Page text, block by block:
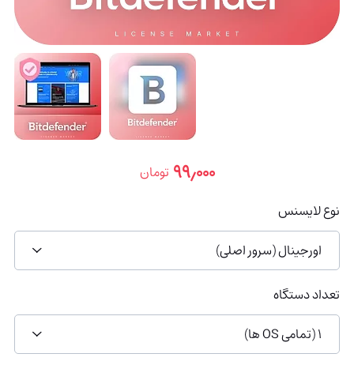
۹۹٫۰۰۰ تومان
نوع لایسنس
اورجینال (سرور اصلی)
تعداد دستگاه
1 (تمامی OS ها)